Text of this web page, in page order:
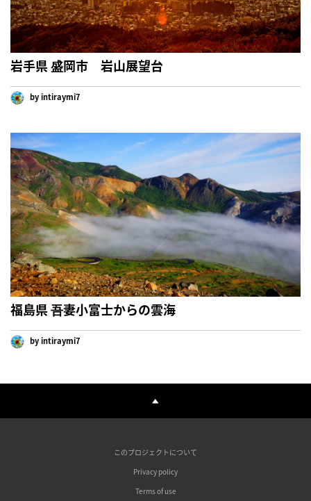
岩手県 盛岡市 岩山展望台
by intiraymi7
福島県 吾妻小富士からの雲海
by intiraymi7
このプロジェクトについて
Privacy policy
Terms of use